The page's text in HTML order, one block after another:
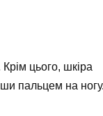
цього, шкіра
пальцем на ногу.